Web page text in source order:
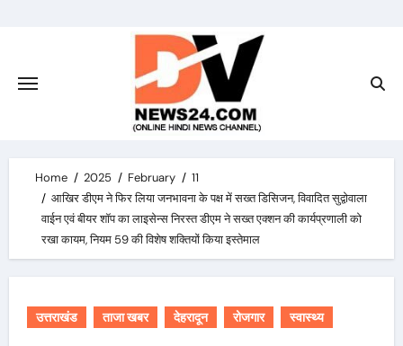
Home 2025 February
11
आखिर डीएम ने फिर लिया जनभावना के पक्ष में सख्त डिसिजन, विवादित सुद्वोवाला
वाईन एवं बीयर शॉप का लाइसेन्स निरस्त डीएम ने सख्त एक्शन की कार्यप्रणाली को
रखा कायम, नियम 59 की विशेष शक्तियों किया इस्तेमाल
उत्तराखंड ताजा खबर देहरादून रोजगार स्वास्थ्य